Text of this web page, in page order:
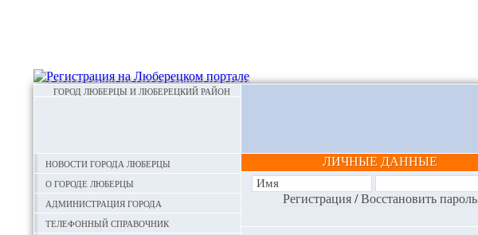
ГОРОД ЛЮБЕРЦЫ И ЛЮБЕРЕЦКИЙ РАЙОН
Новости города Люберцы
О городе Люберцы
Администрация города
Телефонный справочник
ЛИЧНЫЕ ДАННЫЕ
Регистрация/Восстановить пароль